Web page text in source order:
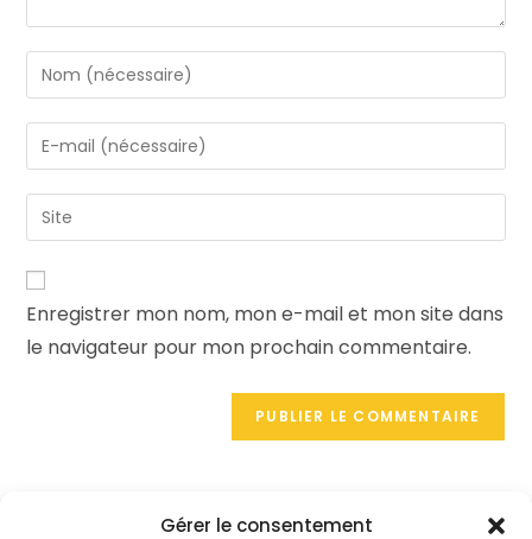
Gérer le consentement
Enregistrer mon nom, mon e-mail et mon site dans
le navigateur pour mon prochain commentaire.